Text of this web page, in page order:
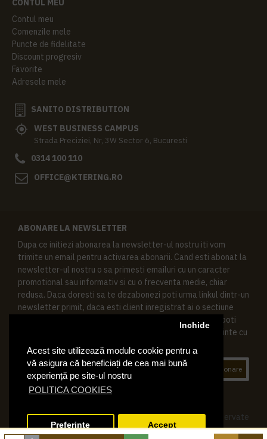
Acest site utilizează module cookie pentru a
vă asigura că beneficiați de cea mai bună
experiență pe site-ul nostru
POLITICA COOKIES
Inchide
Preferinte Accept
Contul meu
Comenzile mele
Puncte de fidelitate
Discount progresiv
Favorite
Adresele mele
SANITO DISTRIBUTION
WEST BUSINESS CAMPUS
Strada Preciziei, Nr, 3W Sector 6, Bucuresti
0314 100 110
OFFICE@KTERING.RO
ABONARE LA NEWSLETTER
Dupa ce initiezi abonarea la newsletter-ul nostru iti vom
trimite un email pentru activarea abonarii. Cand esti abonat la
newsletter-ul nostru o sa primesti emailuri cu un caracter
promotional sau informativ si cu o frecventa medie, chiar
redusa. Daca doresti sa te dezabonezi poti urma linkul dintr-un
newsletter primit, daca esti client inregistrat ai o sectiune
speciala in contul tau in acest scop, si de asemenea ne poti
contacta oricand pe email pentru orice intrebari sau cerinte cu
Abonare
© 2019 Ktering.ro , Toate drepturile rezervate